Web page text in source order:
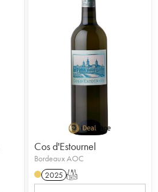
Cos d'Estournel
Bordeaux AOC
2025 T